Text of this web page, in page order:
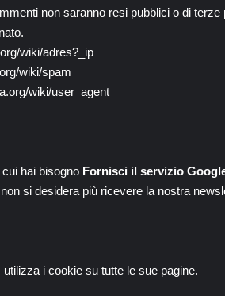
non saranno resi pubblici o di
wiki/adres?_ip
wiki/spam
wiki/user_agent
hai bisogno Fornisci il servizio
si desidera più ricevere la nostra
i cookie su tutte le sue pagine.